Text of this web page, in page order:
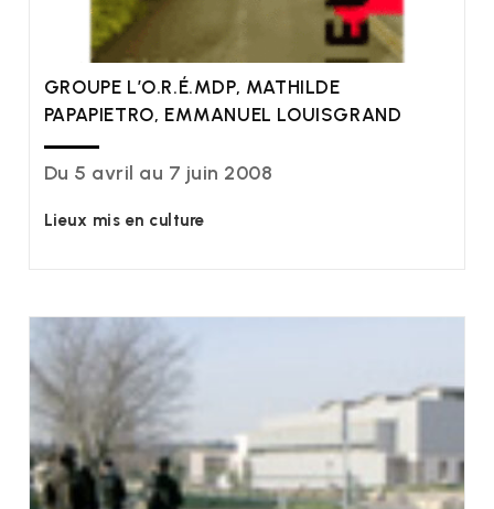
GROUPE L’O.R.É.MDP, MATHILDE
PAPAPIETRO, EMMANUEL LOUISGRAND
Du 5 avril au 7 juin 2008
Lieux mis en culture